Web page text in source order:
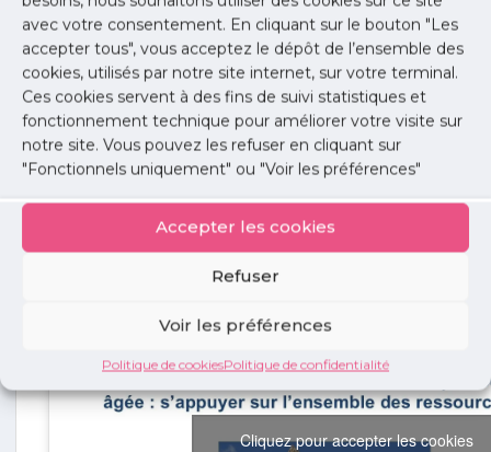
avec votre consentement. En cliquant sur le bouton "Les
accepter tous", vous acceptez le dépôt de l’ensemble des
cookies, utilisés par notre site internet, sur votre terminal.
Ces cookies servent à des fins de suivi statistiques et
fonctionnement technique pour améliorer votre visite sur
notre site. Vous pouvez les refuser en cliquant sur
"Fonctionnels uniquement" ou "Voir les préférences"
Accepter les cookies
Refuser
Voir les préférences
Politique de cookiesPolitique de confidentialité
Quelques ressources :
Critères de Beers 2023
Liste de médicaments potentiellement inappropriés à la
française (Laroche 2007)
Identifier les médicaments potentiellement inappropriés
prescription (Assurance maladie 2024)
Jeudi 28 mai 20h00​​​​​​
#5 Coordination et continuité des soins dans le
personne âgée : s’appuyer sur l’ensemble des
Dr Caroline Marquis,gériatre libérale
Dr Gabriel Abitbol,médecin généraliste et gériatre,
Cliquez pour accepter les cookies